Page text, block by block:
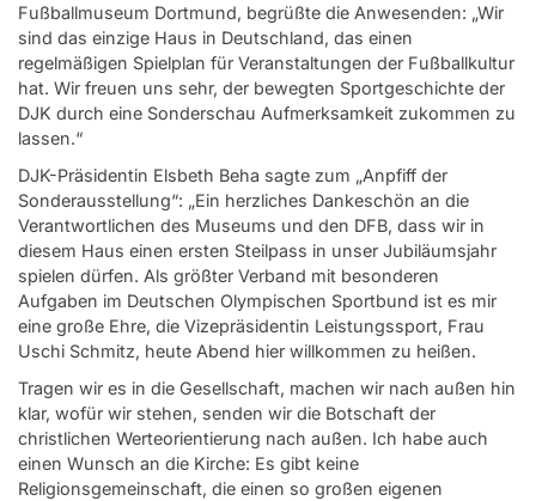
Fußballmuseum Dortmund, begrüßte die Anwesenden: „Wir
sind das einzige Haus in Deutschland, das einen
regelmäßigen Spielplan für Veranstaltungen der Fußballkultur
hat. Wir freuen uns sehr, der bewegten Sportgeschichte der
DJK durch eine Sonderschau Aufmerksamkeit zukommen zu
lassen.“
DJK-Präsidentin Elsbeth Beha sagte zum „Anpfiff der
Sonderausstellung“: „Ein herzliches Dankeschön an die
Verantwortlichen des Museums und den DFB, dass wir in
diesem Haus einen ersten Steilpass in unser Jubiläumsjahr
spielen dürfen. Als größter Verband mit besonderen
Aufgaben im Deutschen Olympischen Sportbund ist es mir
eine große Ehre, die Vizepräsidentin Leistungssport, Frau
Uschi Schmitz, heute Abend hier willkommen zu heißen.
Tragen wir es in die Gesellschaft, machen wir nach außen hin
klar, wofür wir stehen, senden wir die Botschaft der
christlichen Werteorientierung nach außen. Ich habe auch
einen Wunsch an die Kirche: Es gibt keine
Religionsgemeinschaft, die einen so großen eigenen